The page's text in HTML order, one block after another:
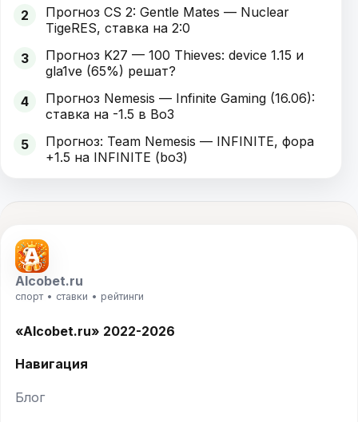
2
Прогноз CS 2: Gentle Mates — Nuclear
TigeRES, ставка на 2:0
3
Прогноз K27 — 100 Thieves: device 1.15 и
gla1ve (65%) решат?
4
Прогноз Nemesis — Infinite Gaming (16.06):
ставка на -1.5 в Bo3
5
Прогноз: Team Nemesis — INFINITE, фора
+1.5 на INFINITE (bo3)
Alcobet.ru
спорт • ставки • рейтинги
«Alcobet.ru» 2022-2026
Навигация
Блог